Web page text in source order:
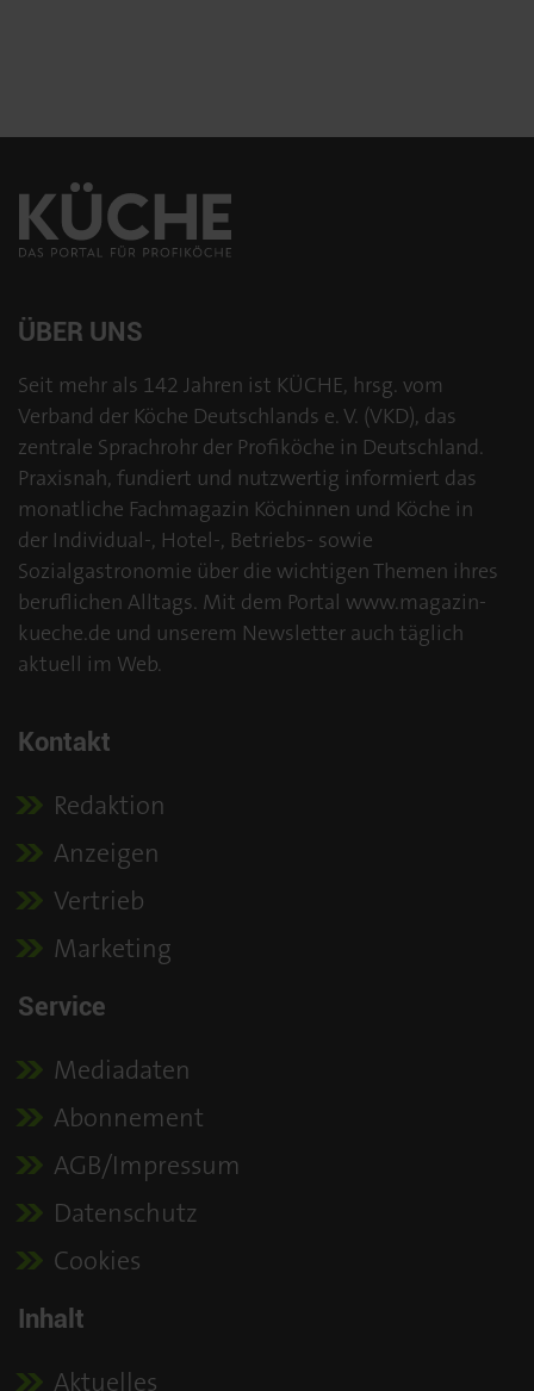
ÜBER UNS
Seit mehr als 142 Jahren ist KÜCHE, hrsg. vom
Verband der Köche Deutschlands e. V. (VKD), das
zentrale Sprachrohr der Profiköche in Deutschland.
Praxisnah, fundiert und nutzwertig informiert das
monatliche Fachmagazin Köchinnen und Köche in
der Individual-, Hotel-, Betriebs- sowie
Sozialgastronomie über die wichtigen Themen ihres
beruflichen Alltags. Mit dem Portal www.magazin-
kueche.de und unserem Newsletter auch täglich
aktuell im Web.
Kontakt
Redaktion
Anzeigen
Vertrieb
Marketing
Service
Mediadaten
Abonnement
AGB/Impressum
Datenschutz
Cookies
Inhalt
Aktuelles